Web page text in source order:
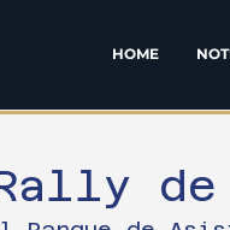
HOME
de